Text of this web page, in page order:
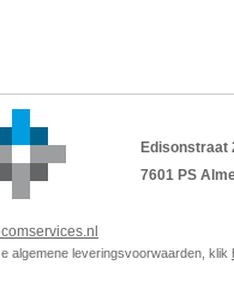
Edisonstraat
7601 PS
algemene leveringsvoorwaarden, klik